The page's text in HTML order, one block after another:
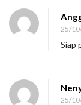
25/
Siap
25/